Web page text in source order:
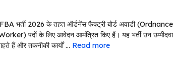
भर्ती 2026 के तहत ऑर्डनेंस फैक्ट्री बोर्ड अवाडी
पदों के लिए आवेदन आमंत्रित किए हैं। यह भर्ती उन
हैं और तकनीकी कार्यों … Read more